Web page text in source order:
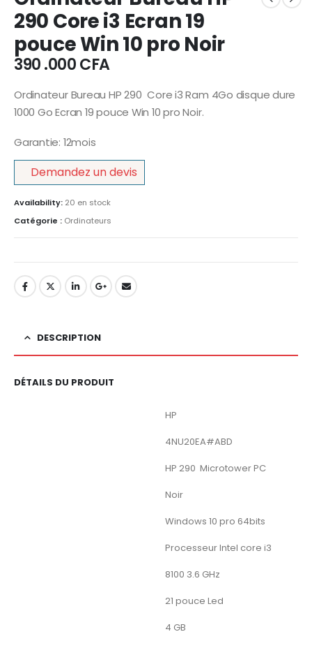
290 Core i3 Ecran 19
pouce Win 10 pro Noir
390 .000CFA
Ordinateur Bureau HP 290 Core i3 Ram 4Go disque dure
1000 Go Ecran 19 pouce Win 10 pro Noir.
Garantie: 12mois
Demandez un devis
Availability: 20 en stock
Catégorie : Ordinateurs
DESCRIPTION
DÉTAILS DU PRODUIT
HP
4NU20EA#ABD
HP 290 Microtower PC
Noir
Windows 10 pro 64bits
Processeur Intel core i3
8100 3.6 GHz
21 pouce Led
4 GB